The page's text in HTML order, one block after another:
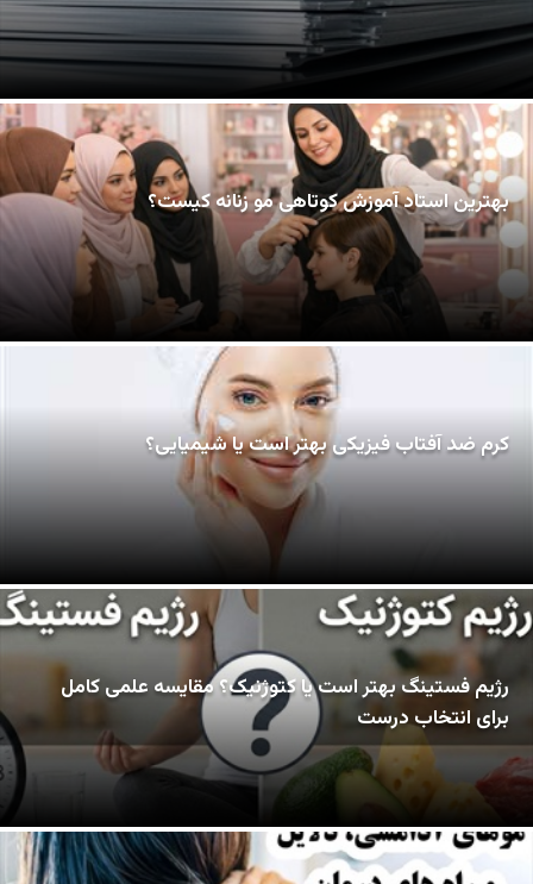
بهترین استاد آموزش کوتاهی مو زنانه کیست؟
کرم ضد آفتاب فیزیکی بهتر است یا شیمیایی؟
رژیم فستینگ بهتر است یا کتوژنیک؟ مقایسه علمی کامل
برای انتخاب درست